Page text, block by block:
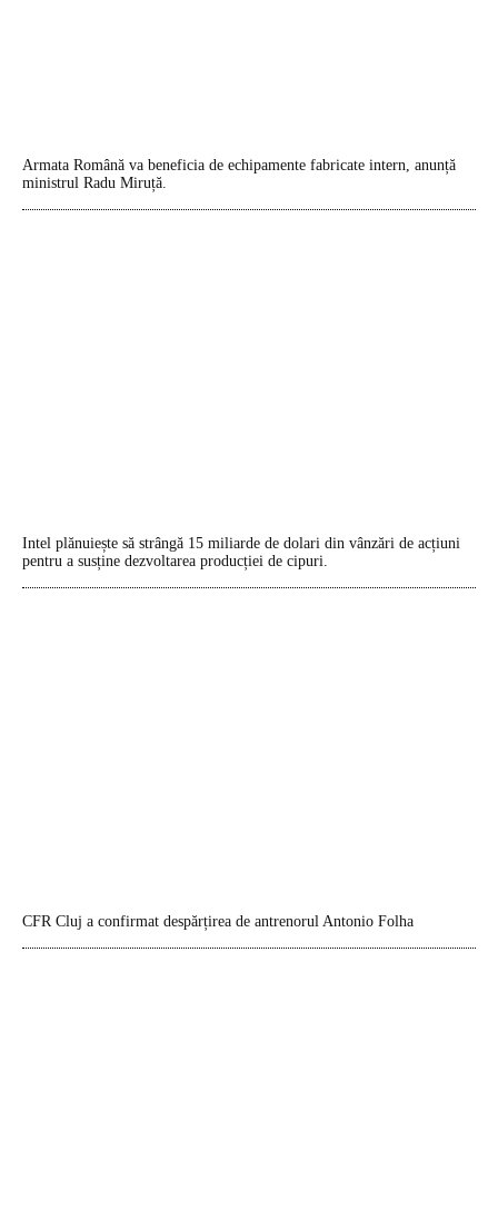
Armata Română va beneficia de echipamente fabricate intern, anunță
ministrul Radu Miruță.
Intel plănuiește să strângă 15 miliarde de dolari din vânzări de acțiuni
pentru a susține dezvoltarea producției de cipuri.
CFR Cluj a confirmat despărțirea de antrenorul Antonio Folha